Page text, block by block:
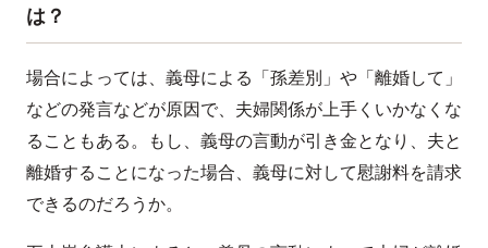
は？
場合によっては、義母による「孫差別」や「離婚して」
などの発言などが原因で、夫婦関係が上手くいかなくな
ることもある。もし、義母の言動が引き金となり、夫と
離婚することになった場合、義母に対して慰謝料を請求
できるのだろうか。